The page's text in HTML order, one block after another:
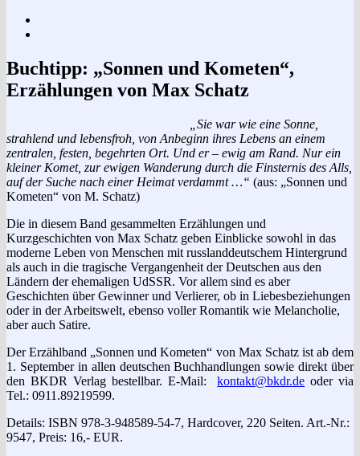
Buchtipp: „Sonnen und Kometen“,
Erzählungen von Max Schatz
„Sie war wie eine Sonne,
strahlend und lebensfroh, von Anbeginn ihres Lebens an einem
zentralen, festen, begehrten Ort. Und er – ewig am Rand. Nur ein
kleiner Komet, zur ewigen Wanderung durch die Finsternis des Alls,
auf der Suche nach einer Heimat verdammt …“ (aus: „Sonnen und
Kometen“ von M. Schatz)
Die in diesem Band gesammelten Erzählungen und
Kurzgeschichten von Max Schatz geben Einblicke sowohl in das
moderne Leben von Menschen mit russlanddeutschem Hintergrund
als auch in die tragische Vergangenheit der Deutschen aus den
Ländern der ehemaligen UdSSR. Vor allem sind es aber
Geschichten über Gewinner und Verlierer, ob in Liebesbeziehungen
oder in der Arbeitswelt, ebenso voller Romantik wie Melancholie,
aber auch Satire.
Der Erzählband „Sonnen und Kometen“ von Max Schatz ist ab dem
1. September in allen deutschen Buchhandlungen sowie direkt über
den BKDR Verlag bestellbar. E-Mail:kontakt@bkdr.de oder via
Tel.: 0911.89219599.
Details: ISBN 978-3-948589-54-7, Hardcover, 220 Seiten. Art.-Nr.:
9547, Preis: 16,- EUR.